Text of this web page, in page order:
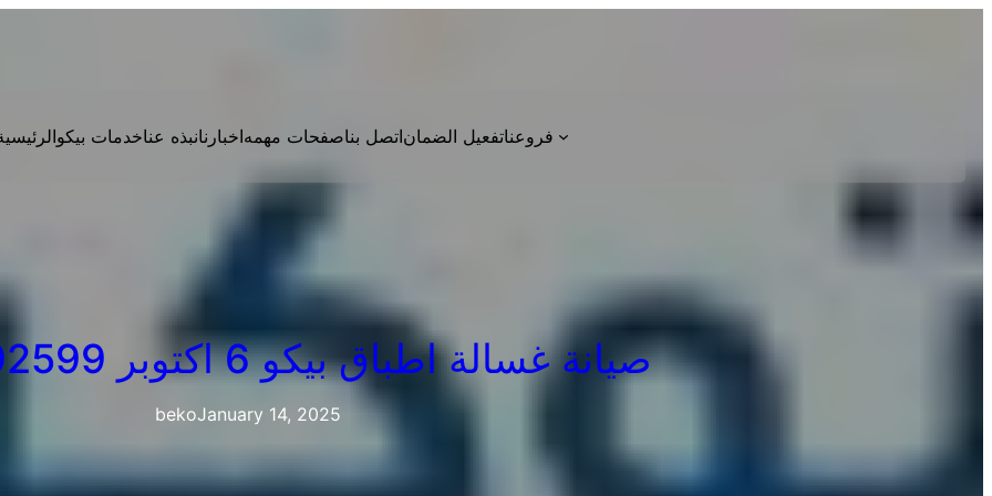
خدمات بيكونبذه عنااخبارناصفحات مهمهاتصل بناتفعيل الضمانفروعنا
صيانة غسالة اطباق بيكو 6 اكتوبر 01125892599
bekoJanuary 14, 2025